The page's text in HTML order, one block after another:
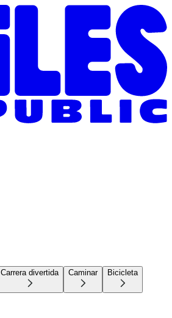
Carrera divertida Caminar Bicicleta